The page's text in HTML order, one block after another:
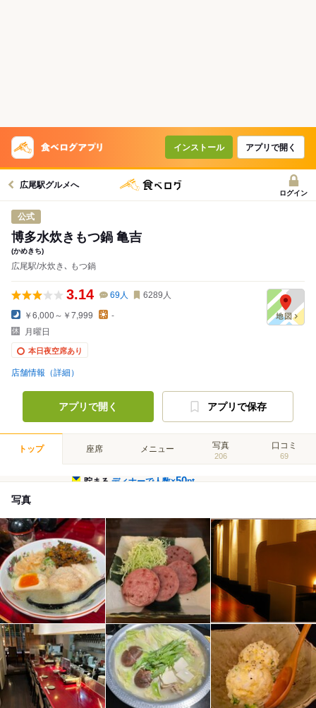
インストール アプリで開く
広尾駅グルメへ
ログイン
公式
博多水炊きもつ鍋 亀吉
(かめきち)
広尾駅/水炊き､ もつ鍋
3.14 69人 6289 人
￥6,000～￥7,999
-
月曜日
本日夜空席あり
店舗情報（詳細）
アプリで開く アプリで保存
トップ 座席 メニュー 写真
206
口コミ
69
貯まるディナーで人数×50pt
写真